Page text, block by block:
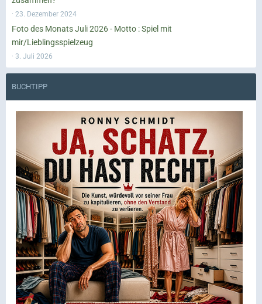
23. Dezember 2024
Foto des Monats Juli 2026 - Motto : Spiel mit
mir/Lieblingsspielzeug
3. Juli 2026
BUCHTIPP